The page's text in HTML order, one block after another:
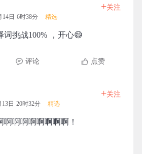
14日 6时38分 精选
+关注
词挑战100% ，开心😄
评论 点赞
13日 20时32分 精选
+关注
啊啊啊啊啊啊啊！